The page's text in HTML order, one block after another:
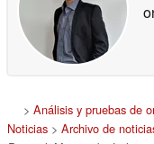
> Análisis y pruebas de
Noticias> Archivo de